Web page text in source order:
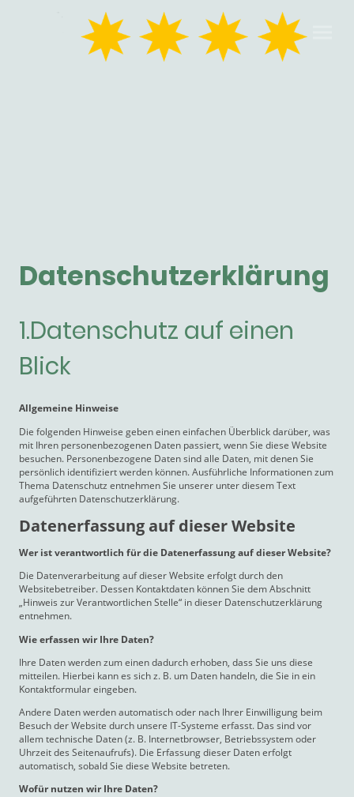
Datenschutzerklärung
1.Datenschutz auf einen
Blick
Allgemeine Hinweise
Die folgenden Hinweise geben einen einfachen Überblick darüber, was
mit Ihren personenbezogenen Daten passiert, wenn Sie diese Website
besuchen. Personenbezogene Daten sind alle Daten, mit denen Sie
persönlich identifiziert werden können. Ausführliche Informationen zum
Thema Datenschutz entnehmen Sie unserer unter diesem Text
aufgeführten Datenschutzerklärung.
Datenerfassung auf dieser Website
Wer ist verantwortlich für die Datenerfassung auf dieser Website?
Die Datenverarbeitung auf dieser Website erfolgt durch den
Websitebetreiber. Dessen Kontaktdaten können Sie dem Abschnitt
„Hinweis zur Verantwortlichen Stelle“ in dieser Datenschutzerklärung
entnehmen.
Wie erfassen wir Ihre Daten?
Ihre Daten werden zum einen dadurch erhoben, dass Sie uns diese
mitteilen. Hierbei kann es sich z. B. um Daten handeln, die Sie in ein
Kontaktformular eingeben.
Andere Daten werden automatisch oder nach Ihrer Einwilligung beim
Besuch der Website durch unsere IT-Systeme erfasst. Das sind vor
allem technische Daten (z. B. Internetbrowser, Betriebssystem oder
Uhrzeit des Seitenaufrufs). Die Erfassung dieser Daten erfolgt
automatisch, sobald Sie diese Website betreten.
Wofür nutzen wir Ihre Daten?